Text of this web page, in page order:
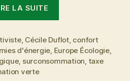
LA SUITE
l’engagement
d’une
écologiste
, Cécile Duflot, confort
d'énergie, Europe Écologie,
, surconsommation, taxe
verte